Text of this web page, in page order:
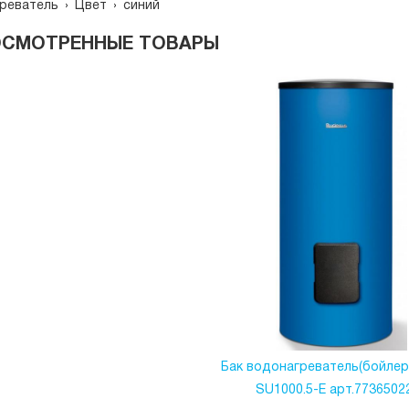
› Цвет › синий
ТОВАРЫ
Бак
SU1000.5-E